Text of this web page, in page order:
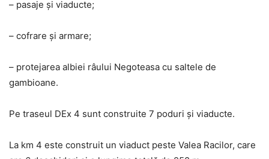
– pasaje și viaducte;
– cofrare și armare;
– protejarea albiei râului Negoteasa cu saltele de
gambioane.
Pe traseul DEx 4 sunt construite 7 poduri și viaducte.
La km 4 este construit un viaduct peste Valea Racilor, care